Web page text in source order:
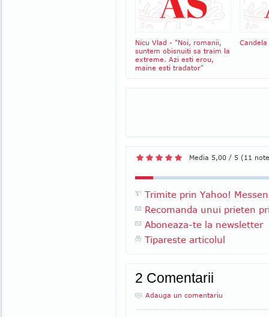
Nicu Vlad - "Noi, romanii,
suntem obisnuiti sa traim la
extreme. Azi esti erou,
maine esti tradator"
Media 5,00 / 5 (11
Trimite prin Yahoo!
Recomanda unui prieten
Aboneaza-te la newsletter
Tipareste articolul
2 Comentarii
Adauga un comentariu